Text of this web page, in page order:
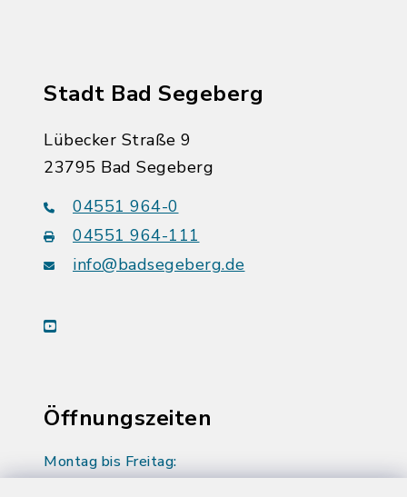
Stadt Bad Segeberg
Lübecker Straße 9
23795 Bad Segeberg
04551 964-0
04551 964-111
info@badsegeberg.de
youtube
Öffnungszeiten
Montag bis Freitag: